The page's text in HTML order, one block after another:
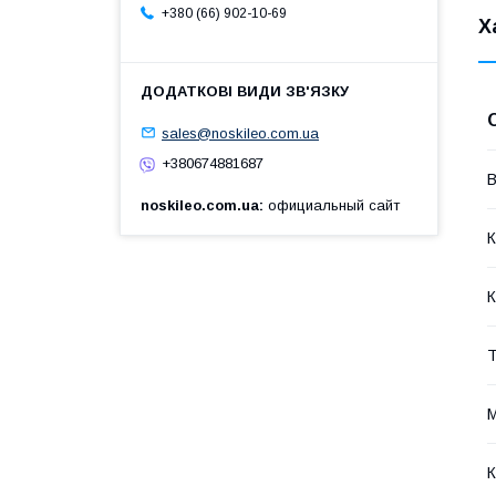
+380 (66) 902-10-69
sales@noskileo.com.ua
+380674881687
noskileo.com.ua официальный сайт